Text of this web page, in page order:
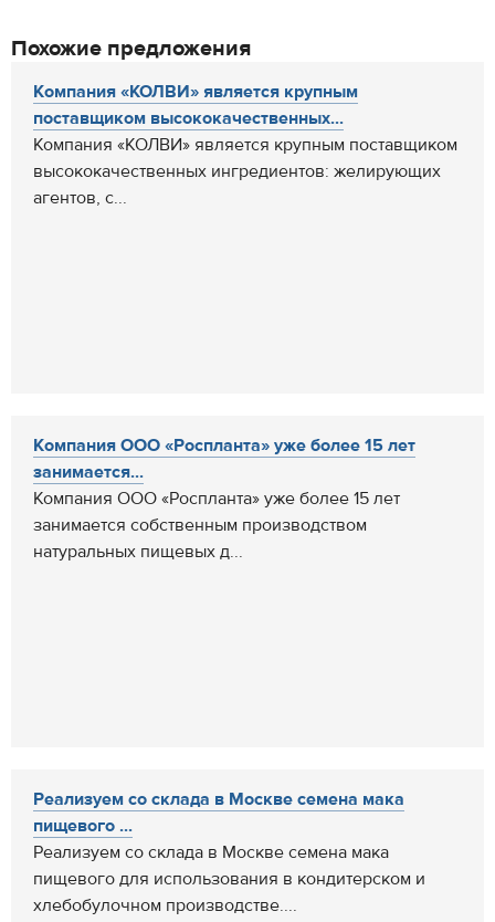
Похожие предложения
Компания «КОЛВИ» является крупным
поставщиком высококачественных...
Компания «КОЛВИ» является крупным поставщиком
высококачественных ингредиентов: желирующих
агентов, с...
Компания ООО «Роспланта» уже более 15 лет
занимается...
Компания ООО «Роспланта» уже более 15 лет
занимается собственным производством
натуральных пищевых д...
Реализуем со склада в Москве семена мака
пищевого ...
Реализуем со склада в Москве семена мака
пищевого для использования в кондитерском и
хлебобулочном производстве....